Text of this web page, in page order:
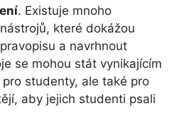
. Existuje mnoho
které dokážou
a navrhnout
se mohou stát vynikajícím
studenty, ale také pro
aby jejich studenti psali